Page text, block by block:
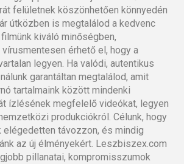
felületnek köszönhetően könnyedén
útközben is megtalálod a kedvenc
kiváló minőségben,
érhető el, hogy a
legyen. Ha valódi, autentikus
garantáltan megtalálod, amit
tartalmaink között mindenki
ízlésének megfelelő videókat, legyen
produkciókról. Célunk, hogy
elégedetten távozzon, és mindig
az új élményekért. Leszbiszex.com
pillanatai, kompromisszumok